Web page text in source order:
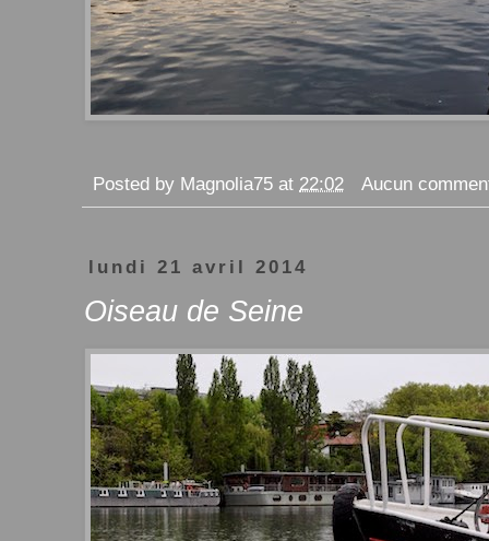
Posted by Magnolia75 at 22:02 Aucun
lundi 21 avril 2014
Oiseau de Seine